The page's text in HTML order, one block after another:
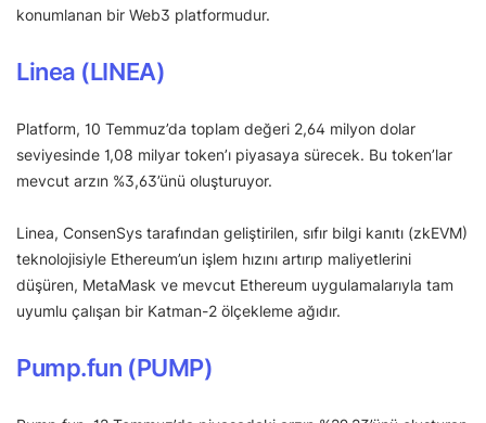
konumlanan bir Web3 platformudur.
Linea (LINEA)
Platform, 10 Temmuz’da toplam değeri 2,64 milyon dolar
seviyesinde 1,08 milyar token’ı piyasaya sürecek. Bu token’lar
mevcut arzın %3,63’ünü oluşturuyor.
Linea, ConsenSys tarafından geliştirilen, sıfır bilgi kanıtı (zkEVM)
teknolojisiyle Ethereum’un işlem hızını artırıp maliyetlerini
düşüren, MetaMask ve mevcut Ethereum uygulamalarıyla tam
uyumlu çalışan bir Katman-2 ölçekleme ağıdır.
Pump.fun (PUMP)